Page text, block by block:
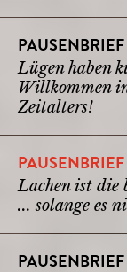
PAUSENBRIEF
Lügen haben
Willkommen
Zeitalters!
PAUSENBRIEF
Lachen ist die
... solange es
PAUSENBRIEF